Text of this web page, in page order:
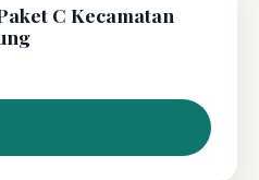
C Kecamatan